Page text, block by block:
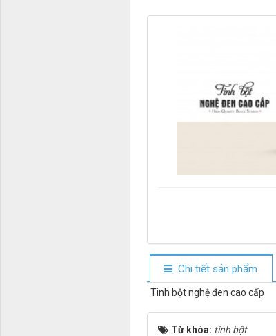
Chi tiết sản phẩm
Tinh bột nghệ đen cao cấp
Từ khóa: tinh bột